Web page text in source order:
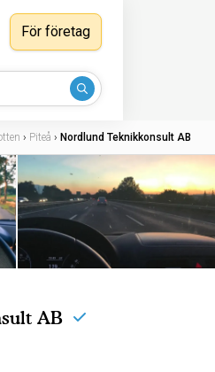
För företag
› Piteå › Nordlund Teknikkonsult AB
AB